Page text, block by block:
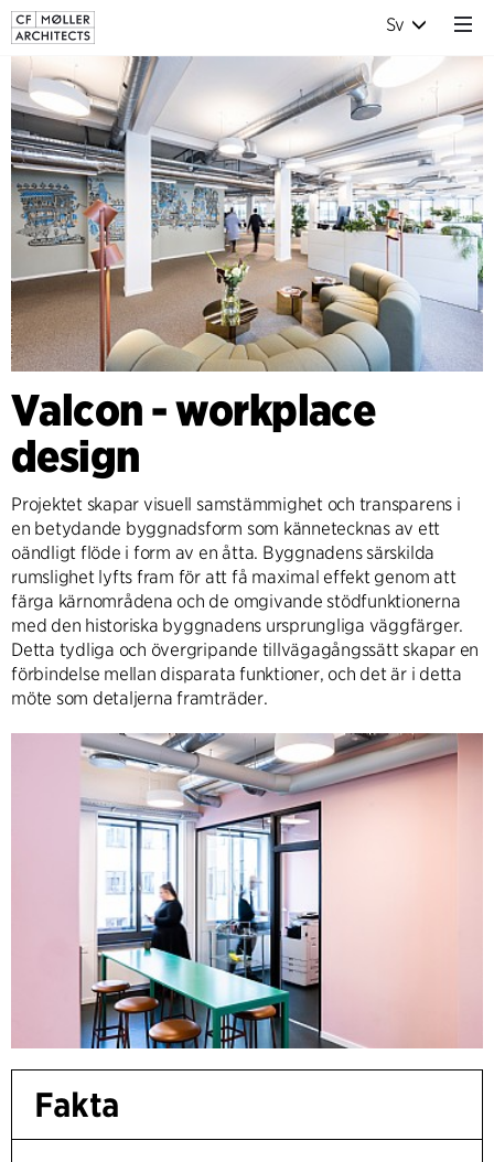
Sv
Valcon - workplace
design
Projektet skapar visuell samstämmighet och transparens i
en betydande byggnadsform som kännetecknas av ett
oändligt flöde i form av en åtta. Byggnadens särskilda
rumslighet lyfts fram för att få maximal effekt genom att
färga kärnområdena och de omgivande stödfunktionerna
med den historiska byggnadens ursprungliga väggfärger.
Detta tydliga och övergripande tillvägagångssätt skapar en
förbindelse mellan disparata funktioner, och det är i detta
möte som detaljerna framträder.
Fakta